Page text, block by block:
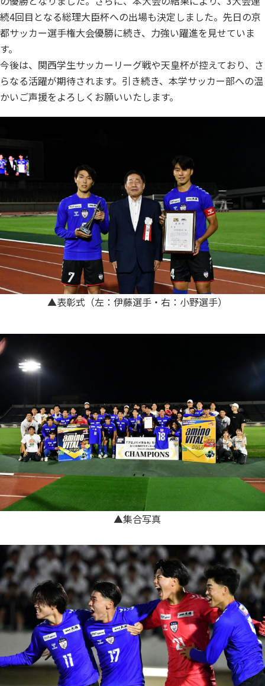
続4回目となる総理大臣杯への出場も決定しました。先日の京
都サッカー選手権大会優勝に続き、力強い躍進を見せていま
す。
今後は、関西学生サッカーリーグ戦や天皇杯が控えており、さ
らなる活躍が期待されます。引き続き、 本学サッカー部への温
かいご声援をよろしくお願いいたします。
▲表彰式（左：伊藤選手・右：小野選手）
▲集合写真